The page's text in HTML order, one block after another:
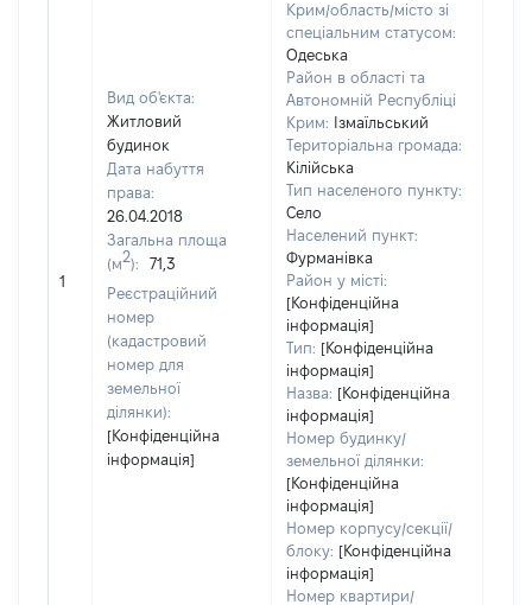
1
Вид об'єкта:
Житловий
будинок
Дата набуття
права:
26.04.2018
Загальна площа
(м2):
71,3
Реєстраційний
номер
(кадастровий
номер для
земельної
ділянки):
[Конфіденційна
інформація]
Крим/область/місто зі
спеціальним статусом:
Одеська
Район в області та
Автономній Республіці
Крим:
Ізмаїльський
Територіальна громада:
Кілійська
Тип населеного пункту:
Село
Населений пункт:
Фурманівка
Район у місті:
[Конфіденційна
інформація]
Тип: [Конфіденційна
інформація]
Назва: [Конфіденційна
інформація]
Номер будинку/
земельної ділянки:
[Конфіденційна
інформація]
Номер корпусу/секції/
блоку: [Конфіденційна
інформація]
Номер квартири/